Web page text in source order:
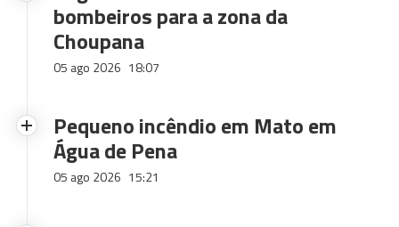
bombeiros para a zona da
Choupana
05 ago 2026 18:07
Pequeno incêndio em Mato em
Água de Pena
05 ago 2026 15:21